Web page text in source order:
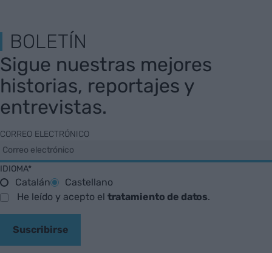
BOLETÍN
Sigue nuestras mejores
historias, reportajes y
entrevistas.
CORREO ELECTRÓNICO
IDIOMA*
Catalán
Castellano
He leído y acepto el tratamiento de datos.
Suscribirse